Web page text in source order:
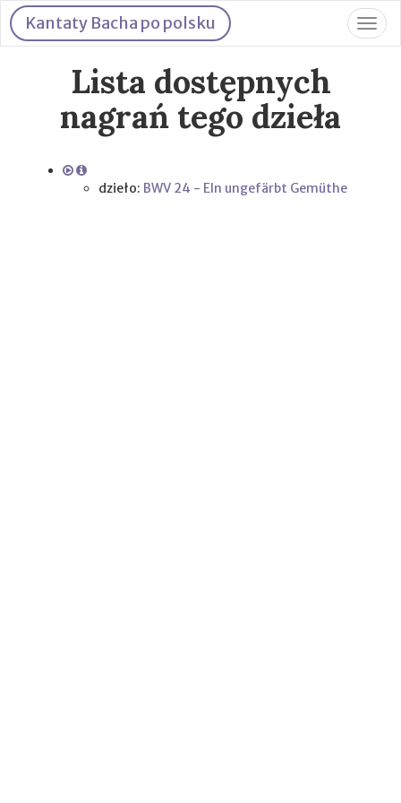
Kantaty Bacha po polsku
Lista dostępnych
nagrań tego dzieła
dzieło: BWV 24 - EIn ungefärbt Gemüthe